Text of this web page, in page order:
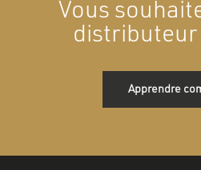
Vous
distributeur
Apprendre